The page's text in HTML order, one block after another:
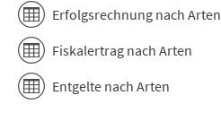
Erfolgsrechnung nach Arten
Fiskalertrag nach Arten
Entgelte nach Arten